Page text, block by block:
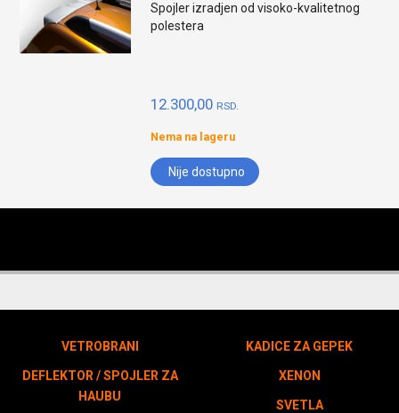
Spojler izradjen od visoko-kvalitetnog
polestera
12.300,00 RSD.
Nema na lageru
Nije dostupno
VETROBRANI
DEFLEKTOR / SPOJLER ZA
HAUBU
KADICE ZA GEPEK
XENON
SVETLA